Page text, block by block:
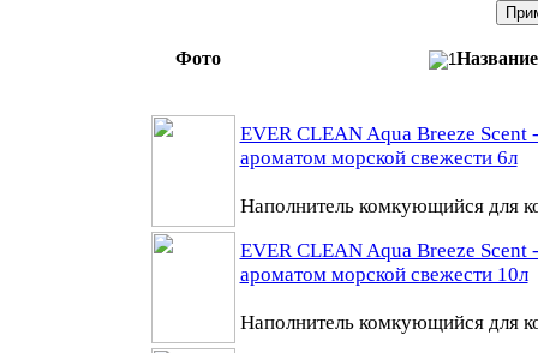
Фото Название
EVER CLEAN Aqua Breeze Scent
ароматом морской свежести 6л
Наполнитель комкующийся для
EVER CLEAN Aqua Breeze Scent
ароматом морской свежести 10л
Наполнитель комкующийся для